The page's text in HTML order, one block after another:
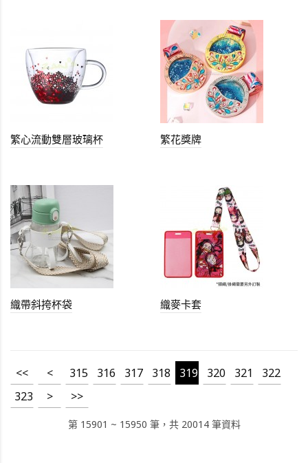
繁心流動雙層玻璃杯 繁花獎牌
織帶斜挎杯袋 織麥卡套
<< < 315 316 317 318 319 320 321
322
323
> >>
第 15901 ~ 15950 筆，共 20014 筆資料